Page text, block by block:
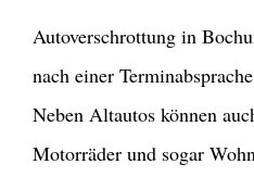
Autoverschrottung in
nach einer
Neben Altautos können
Motorräder und sogar